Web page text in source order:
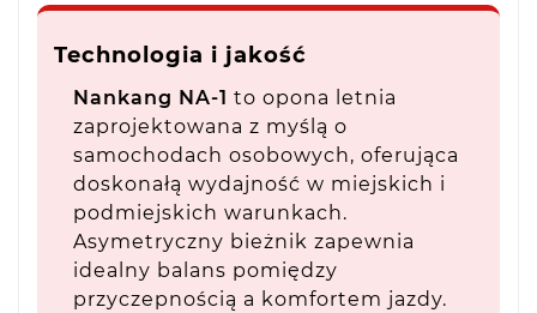
Technologia i jakość
Nankang NA-1 to opona letnia
zaprojektowana z myślą o
samochodach osobowych, oferująca
doskonałą wydajność w miejskich i
podmiejskich warunkach.
Asymetryczny bieżnik zapewnia
idealny balans pomiędzy
przyczepnością a komfortem jazdy.